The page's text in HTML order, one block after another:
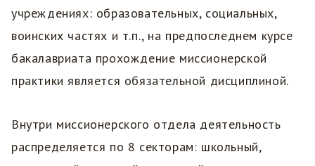
учреждениях: образовательных, социальных,
воинских частях и т.п., на предпоследнем курсе
бакалавриата прохождение миссионерской
практики является обязательной дисциплиной.
Внутри миссионерского отдела деятельность
распределяется по 8 секторам: школьный,